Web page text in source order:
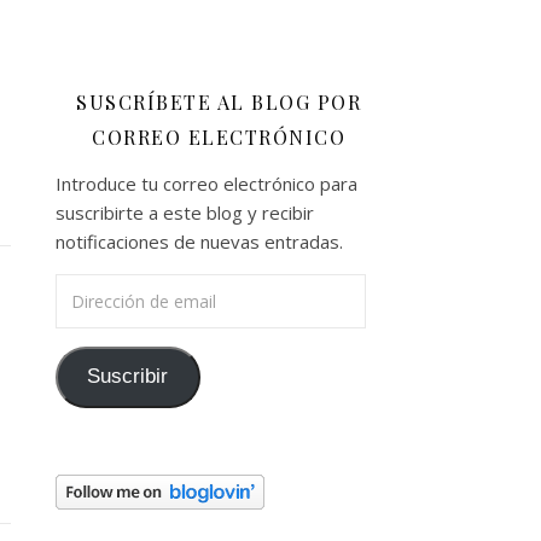
SUSCRÍBETE AL BLOG POR
CORREO ELECTRÓNICO
Introduce tu correo electrónico para
suscribirte a este blog y recibir
notificaciones de nuevas entradas.
Suscribir